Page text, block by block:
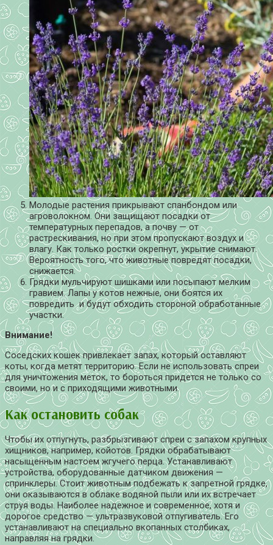
Молодые растения прикрывают спанбондом или
агроволокном. Они защищают посадки от
температурных перепадов, а почву — от
растрескивания, но при этом пропускают воздух и
влагу. Как только ростки окрепнут, укрытие снимают.
Вероятность того, что животные повредят посадки,
снижается.
Грядки мульчируют шишками или посыпают мелким
гравием. Лапы у котов нежные, они боятся их
повредить и будут обходить стороной обработанные
участки.
Внимание!
Соседских кошек привлекает запах, который оставляют
коты, когда метят территорию. Если не использовать спреи
для уничтожения меток, то бороться придется не только со
своими, но и с приходящими животными.
Как остановить собак
Чтобы их отпугнуть, разбрызгивают спреи с запахом крупных
хищников, например, койотов. Грядки обрабатывают
насыщенным настоем жгучего перца. Устанавливают
устройства, оборудованные датчиком движения —
спринклеры. Стоит животным подбежать к запретной грядке,
они оказываются в облаке водяной пыли или их встречает
струя воды. Наиболее надежное и современное, хотя и
дорогое средство — ультразвуковой отпугиватель. Его
устанавливают на специально вкопанных столбиках,
направляя на грядки.